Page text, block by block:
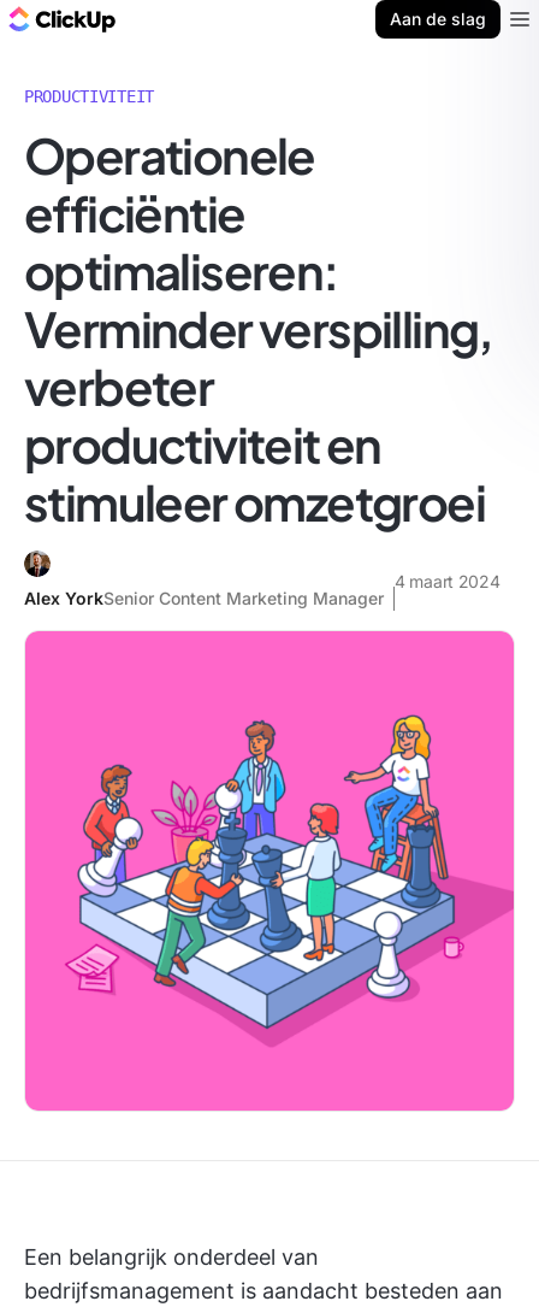
Aan de slag
PRODUCTIVITEIT
Operationele
efficiëntie
optimaliseren:
Verminder verspilling,
verbeter
productiviteit en
stimuleer omzetgroei
Alex YorkSenior Content Marketing Manager
4 maart 2024
Een belangrijk onderdeel van
bedrijfsmanagement is aandacht besteden aan